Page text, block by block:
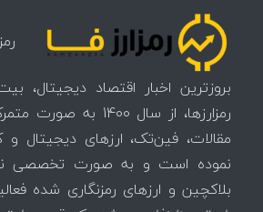
بروزترین اخبار اقتصاد دیجیتال،
رمزارزها، از سال 1400
مقالات، فین‌تک، ارزهای‌ دیجیتال و
نموده است و به صورت تخصصی نیز
بلاکچین و ارزهای رمزنگاری شده